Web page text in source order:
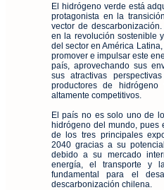
El hidrógeno verde está
protagonista en la
vector de
en la revolución sostenible
del sector en América
promover e impulsar este
país, aprovechando sus
sus atractivas
productores de
altamente competitivos.
El país no es solo uno de
hidrógeno del mundo, pues
de los tres principales
2040 gracias a su
debido a su mercado
energía, el transporte y
fundamental para el
descarbonización chilena.